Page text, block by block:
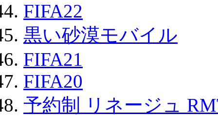
FIFA22
黒い砂漠モバイル
FIFA21
FIFA20
予約制 リネージュ